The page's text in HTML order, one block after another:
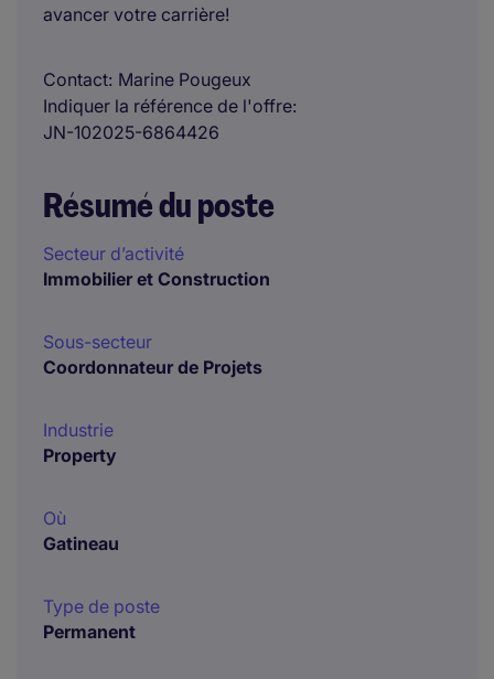
avancer votre carrière!
Contact Marine Pougeux
Indiquer la référence de l'offre
JN-102025-6864426
Résumé du poste
Secteur d’activité
Immobilier et Construction
Sous-secteur
Coordonnateur de Projets
Industrie
Property
Où
Gatineau
Type de poste
Permanent